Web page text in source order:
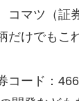
コマツ（証
けでもこ
ード：